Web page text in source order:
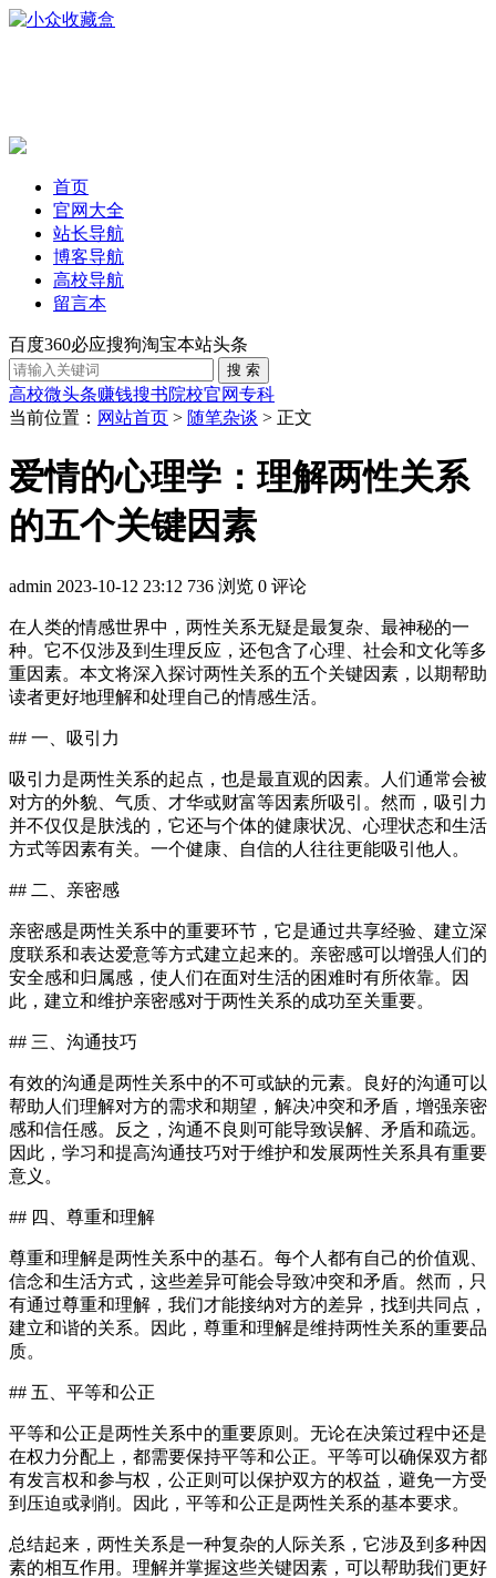
首页
官网大全
站长导航
博客导航
高校导航
留言本
百度360必应搜狗淘宝本站头条
高校微头条赚钱搜书院校官网专科
当前位置： 网站首页 > 随笔杂谈 > 正文
爱情的心理学：理解两性关系
的五个关键因素
admin 2023-10-12 23:12 736 浏览 0 评论
在人类的情感世界中，两性关系无疑是最复杂、最神秘的一
种。它不仅涉及到生理反应，还包含了心理、社会和文化等多
重因素。本文将深入探讨两性关系的五个关键因素，以期帮助
读者更好地理解和处理自己的情感生活。
## 一、吸引力
吸引力是两性关系的起点，也是最直观的因素。人们通常会被
对方的外貌、气质、才华或财富等因素所吸引。然而，吸引力
并不仅仅是肤浅的，它还与个体的健康状况、心理状态和生活
方式等因素有关。一个健康、自信的人往往更能吸引他人。
## 二、亲密感
亲密感是两性关系中的重要环节，它是通过共享经验、建立深
度联系和表达爱意等方式建立起来的。亲密感可以增强人们的
安全感和归属感，使人们在面对生活的困难时有所依靠。因
此，建立和维护亲密感对于两性关系的成功至关重要。
## 三、沟通技巧
有效的沟通是两性关系中的不可或缺的元素。良好的沟通可以
帮助人们理解对方的需求和期望，解决冲突和矛盾，增强亲密
感和信任感。反之，沟通不良则可能导致误解、矛盾和疏远。
因此，学习和提高沟通技巧对于维护和发展两性关系具有重要
意义。
## 四、尊重和理解
尊重和理解是两性关系中的基石。每个人都有自己的价值观、
信念和生活方式，这些差异可能会导致冲突和矛盾。然而，只
有通过尊重和理解，我们才能接纳对方的差异，找到共同点，
建立和谐的关系。因此，尊重和理解是维持两性关系的重要品
质。
## 五、平等和公正
平等和公正是两性关系中的重要原则。无论在决策过程中还是
在权力分配上，都需要保持平等和公正。平等可以确保双方都
有发言权和参与权，公正则可以保护双方的权益，避免一方受
到压迫或剥削。因此，平等和公正是两性关系的基本要求。
总结起来，两性关系是一种复杂的人际关系，它涉及到多种因
素的相互作用。理解并掌握这些关键因素，可以帮助我们更好